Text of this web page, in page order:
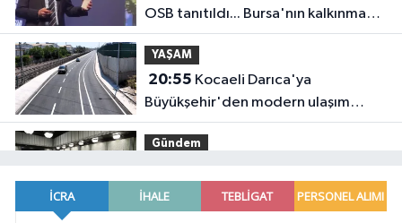
OSB tanıtıldı... Bursa'nın kalkınma
yolculuğunda yeni dönem
YAŞAM
20:55
Büyükşehir'den modern ulaşım
yatırımı
Gündem
bildiri... Terörsüz Türkiye, bölgesel
güvenlik ve Gazze mesajı